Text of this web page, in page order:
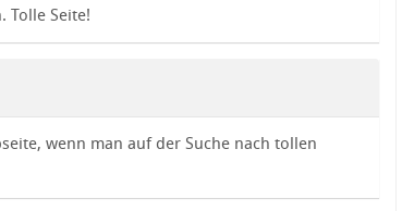
Tolle Seite!
wenn man auf der Suche nach tollen